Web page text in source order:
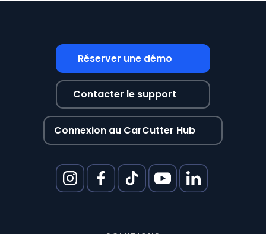
Réserver une démo
Contacter le support
Connexion au CarCutter Hub